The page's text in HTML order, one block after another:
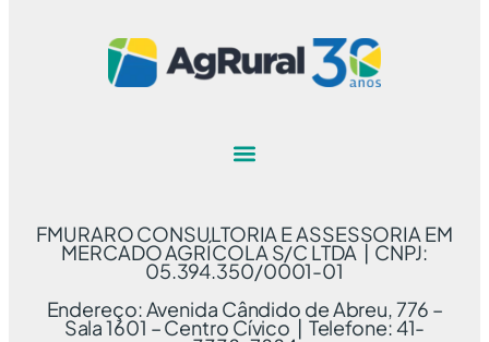
FMURARO CONSULTORIA E ASSESSORIA EM
MERCADO AGRÍCOLA S/C LTDA | CNPJ:
05.394.350/0001-01
Endereço: Avenida Cândido de Abreu, 776 –
Sala 1601 – Centro Cívico | Telefone: 41-